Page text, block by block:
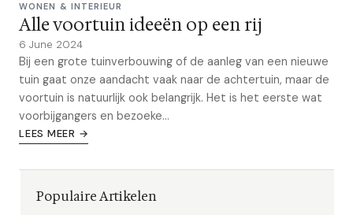
WONEN & INTERIEUR
Alle voortuin ideeën op een rij
6 June 2024
Bij een grote tuinverbouwing of de aanleg van een nieuwe
tuin gaat onze aandacht vaak naar de achtertuin, maar de
voortuin is natuurlijk ook belangrijk. Het is het eerste wat
voorbijgangers en bezoeke...
LEES MEER →
Populaire Artikelen